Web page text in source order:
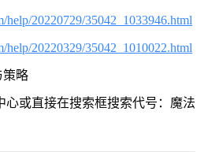
help/20220729/35042_1033946.html
help/20220329/35042_1010022.html
策略
心或直接在搜索框搜索代号：魔法